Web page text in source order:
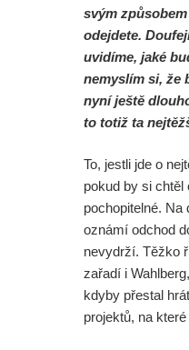
svým
odejdete.
uvidíme, jaké
nemyslím si, že
nyní ještě
to totiž ta
To, jestli jde o
pokud by si chtěl
pochopitelné. Na
oznámí odchod
nevydrží. Těžko
zařadí i
kdyby přestal
projektů, na